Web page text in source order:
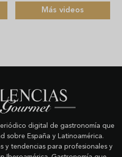
Más videos
digital de gastronomía que
sobre España y Latinoamérica.
y tendencias para profesionales y